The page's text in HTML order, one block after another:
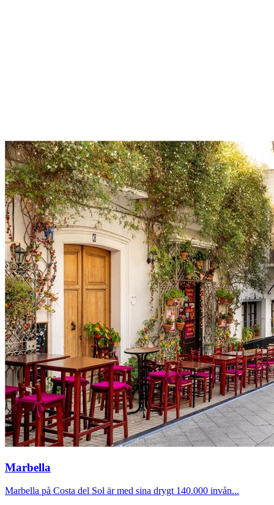
Marbella
Marbella på Costa del Sol är med sina drygt 140.000 invån...